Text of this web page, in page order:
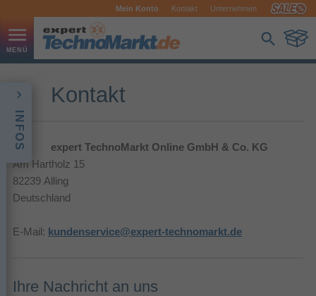
Mein Konto Kontakt Unternehmen
INFOS
Kontakt
expert TechnoMarkt Online GmbH & Co. KG
Am Hartholz 15
82239 Alling
Deutschland
E-Mail: kundenservice@expert-technomarkt.de
Ihre Nachricht an uns